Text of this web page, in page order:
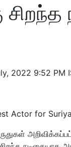
2022 9:52 PM